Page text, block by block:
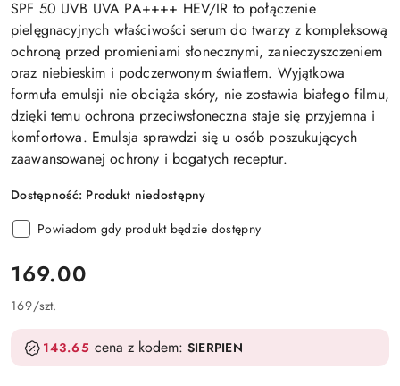
SPF 50 UVB UVA PA++++ HEV/IR to połączenie
pielęgnacyjnych właściwości serum do twarzy z kompleksową
ochroną przed promieniami słonecznymi, zanieczyszczeniem
oraz niebieskim i podczerwonym światłem. Wyjątkowa
formuła emulsji nie obciąża skóry, nie zostawia białego filmu,
dzięki temu ochrona przeciwsłoneczna staje się przyjemna i
komfortowa. Emulsja sprawdzi się u osób poszukujących
zaawansowanej ochrony i bogatych receptur.
Dostępność: Produkt niedostępny
Powiadom gdy produkt będzie dostępny
cena:
169.00
169/szt.
143.65 cena z kodem: SIERPIEN